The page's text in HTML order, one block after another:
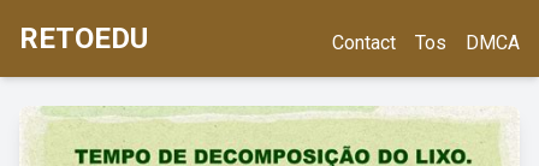
RETOEDU Contact Tos DMCA